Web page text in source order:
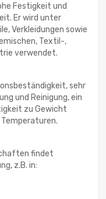
Festigkeit und
Er wird unter
Verkleidungen sowie
Textil-,
verwendet.
sehr
und Reinigung, ein
zu Gewicht
findet
z.B. in: